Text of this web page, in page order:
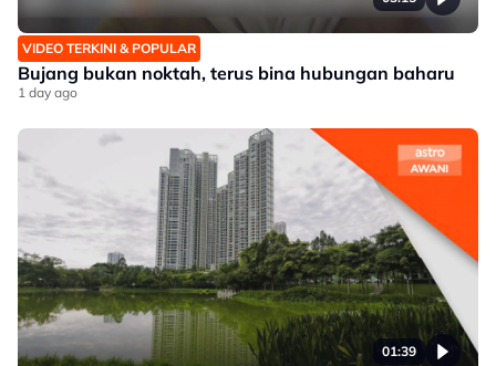
VIDEO TERKINI & POPULAR
Bujang bukan noktah, terus bina hubungan baharu
1 day ago
01:39